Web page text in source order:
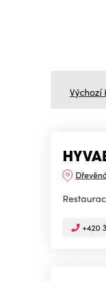
Výchozí
+420